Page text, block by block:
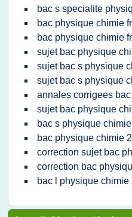
bac s specialite
bac physique chimie
bac physique chimie
sujet bac physique
sujet bac s physique
sujet bac s physique
annales corrigees
sujet bac physique
bac s physique
bac physique chimie
correction sujet bac
correction bac
bac l physique chimie